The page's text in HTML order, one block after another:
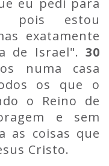
eu pedi para
pois estou
exatamente
de Israel". 30
numa casa
os que o
o Reino de
e sem
as coisas que
Cristo.